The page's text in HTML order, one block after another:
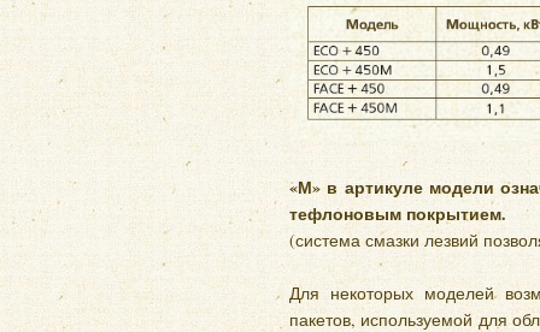
«М» в артикуле модели
тефлоновым покрытием.
(система смазки лезвий
Для некоторых моделей
пакетов, используемой для